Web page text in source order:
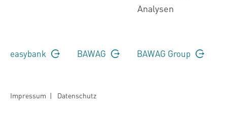
Analysen
easybank BAWAG BAWAG Group
Impressum | Datenschutz